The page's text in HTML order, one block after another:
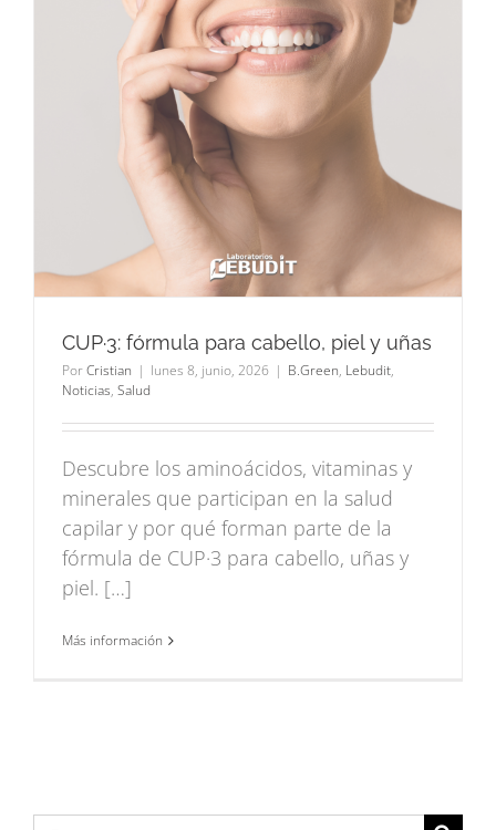
CUP·3: fórmula para cabello, piel y uñas
PorCristian | lunes 8, junio, 2026 | B.Green, Lebudit,
Noticias, Salud
Descubre los aminoácidos, vitaminas y
minerales que participan en la salud
capilar y por qué forman parte de la
fórmula de CUP·3 para cabello, uñas y
piel. […]
Más información